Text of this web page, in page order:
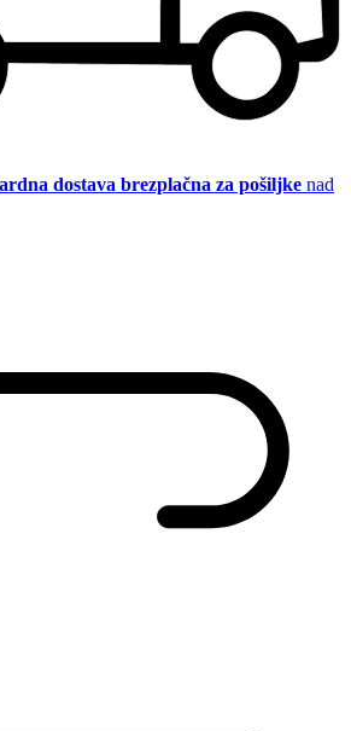
dostava brezplačna za pošiljke nad